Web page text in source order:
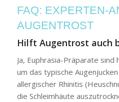
FAQ: EXPERTEN-
AUGENTROST
Hilft Augentrost auch
Ja, Euphrasia-Präparate
um das typische
allergischer Rhinitis
die Schleimhäute